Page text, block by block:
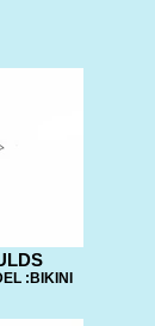
:BIKINI